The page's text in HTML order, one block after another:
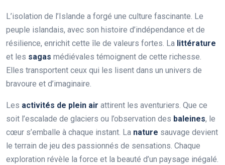
L’isolation de l’Islande a forgé une culture fascinante. Le
peuple islandais, avec son histoire d’indépendance et de
résilience, enrichit cette île de valeurs fortes. La littérature
et les sagas médiévales témoignent de cette richesse.
Elles transportent ceux qui les lisent dans un univers de
bravoure et d’imaginaire.
Les activités de plein air attirent les aventuriers. Que ce
soit l’escalade de glaciers ou l’observation des baleines, le
cœur s’emballe à chaque instant. La nature sauvage devient
le terrain de jeu des passionnés de sensations. Chaque
exploration révèle la force et la beauté d’un paysage inégalé.